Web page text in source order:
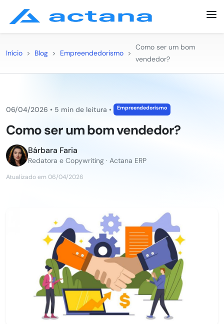
Início > Blog > Empreendedorismo >
Como ser um bom
vendedor?
06/04/2026 • 5 min de leitura • Empreendedorismo
Como ser um bom vendedor?
Bárbara Faria
Redatora e Copywriting · Actana ERP
Atualizado em 06/04/2026